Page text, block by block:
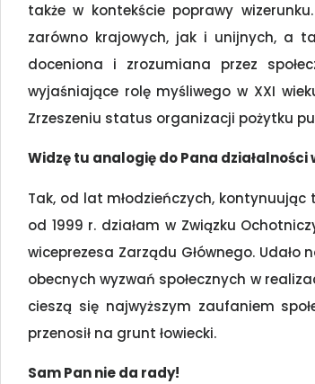
także w kontekście poprawy
zarówno krajowych, jak i unijnych, a
doceniona i zrozumiana przez
wyjaśniające rolę myśliwego w XXI
Zrzeszeniu status organizacji pożytku
Widzę tu analogię do Pana
Tak, od lat młodzieńczych,
od 1999 r. działam w Związku
wiceprezesa Zarządu Głównego.
obecnych wyzwań społecznych w
cieszą się najwyższym zaufaniem
przenosił na grunt łowiecki.
Sam Pan nie da rady!